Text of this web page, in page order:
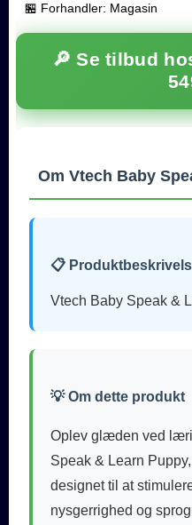
🏪 Forhandler: Magasin
🔎 Se tilbud
Om Vtech Baby
📋
Vtech Baby Speak &
💡 Om dette produkt
Oplev glæden ved
Speak & Learn
designet til at
nysgerrighed og